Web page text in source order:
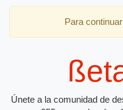
Para
Únete a la comunidad de